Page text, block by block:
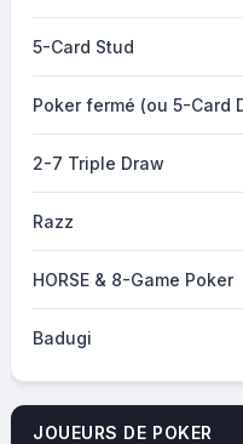
5-Card Stud
Poker fermé (ou 5-Card
2-7 Triple Draw
Razz
HORSE & 8-Game Poker
Badugi
JOUEURS DE POKER